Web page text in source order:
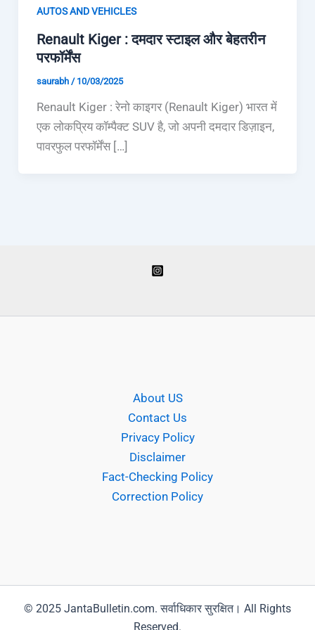
AUTOS AND VEHICLES
Renault Kiger : दमदार स्टाइल और बेहतरीन
परफॉर्मेंस
saurabh / 10/03/2025
Renault Kiger : रेनो काइगर (Renault Kiger) भारत में
एक लोकप्रिय कॉम्पैक्ट SUV है, जो अपनी दमदार डिज़ाइन,
पावरफुल परफॉर्मेंस […]
About US
Contact Us
Privacy Policy
Disclaimer
Fact-Checking Policy
Correction Policy
© 2025 JantaBulletin.com. सर्वाधिकार सुरक्षित। All Rights
Reserved.